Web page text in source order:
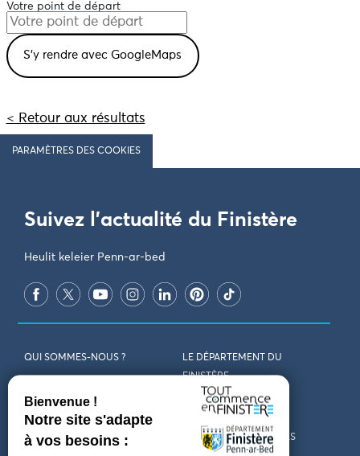
Votre point de départ
< Retour aux résultats
PARAMÈTRES DES COOKIES
Suivez l'actualité du Finistère
Heulit keleier Penn-ar-bed
QUI SOMMES-NOUS ?
LE DÉPARTEMENT DU
FINISTÈRE
REJOIGNEZ-NOUS VENIR EN FINISTÈRE
CONTACT CARTES ET BROCHURES